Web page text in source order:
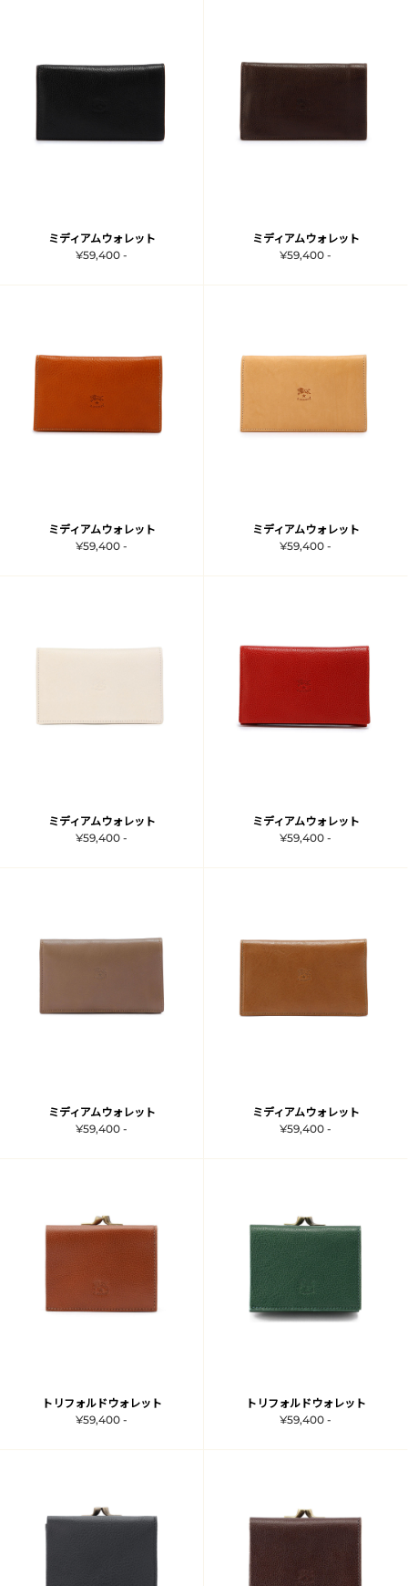
ミディアムウォレット
¥59,400 -
ミディアムウォレット
¥59,400 -
ミディアムウォレット
¥59,400 -
ミディアムウォレット
¥59,400 -
ミディアムウォレット
¥59,400 -
ミディアムウォレット
¥59,400 -
ミディアムウォレット
¥59,400 -
ミディアムウォレット
¥59,400 -
トリフォルドウォレット
¥59,400 -
トリフォルドウォレット
¥59,400 -